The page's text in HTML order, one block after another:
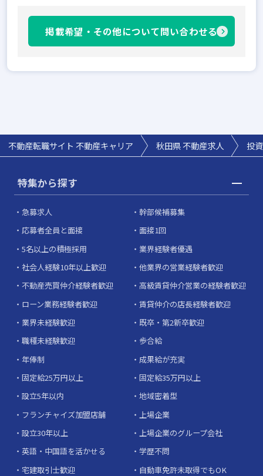
掲載希望・その他について問い合わせる
不動産転職サイト 不動産キャリア 秋田県不動産求人 投
特集から探す
急募求人
幹部候補募集
応募者全員と面接
面接1回
5名以上の積極採用
業界経験者優遇
社会人経験10年以上歓迎
他業界の営業経験者歓迎
不動産売買仲介経験者歓迎
高級賃貸仲介営業の経験者歓迎
ローン業務経験者歓迎
賃貸仲介の店長経験者歓迎
業界未経験歓迎
既卒・第2新卒歓迎
職種未経験歓迎
歩合給
年俸制
成果給が充実
固定給25万円以上
固定給35万円以上
設立5年以内
地域密着型
フランチャイズ加盟店舗
上場企業
設立30年以上
上場企業のグループ会社
英語・中国語を活かせる
学歴不問
宅建取引士歓迎
自動車免許未取得でもOK